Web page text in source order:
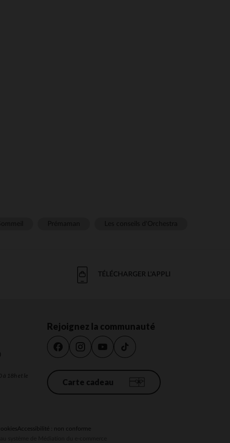
TÉLÉCHARGER L'APPLI
à 18h et le
Rejoignez la communauté
Carte cadeau
Accessibilité : non conforme